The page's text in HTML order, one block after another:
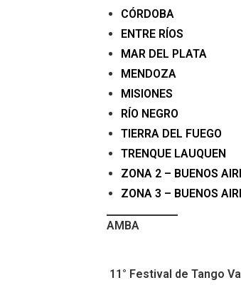
CÓRDOBA
ENTRE RÍOS
MAR DEL PLATA
MENDOZA
MISIONES
RÍO NEGRO
TIERRA DEL FUEGO
TRENQUE LAUQUEN
ZONA 2 – BUENOS
ZONA 3 – BUENOS
AMBA
11° Festival de Tango